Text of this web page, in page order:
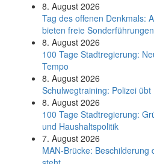
8. August 2026
Tag des offenen Denkmals:
bieten freie Sonderführungen
8. August 2026
100 Tage Stadtregierung:
Tempo
8. August 2026
Schul­weg­trai­ning: Poli­zei
8. August 2026
100 Tage Stadtregierung:
und Haushaltspolitik
7. August 2026
MAN-Brücke: Beschilderung